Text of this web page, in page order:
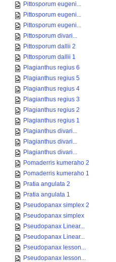
Pittosporum eugeni...
Pittosporum eugeni...
Pittosporum eugeni...
Pittosporum divari...
Pittosporum dallii 2
Pittosporum dallii 1
Plagianthus regius 6
Plagianthus regius 5
Plagianthus regius 4
Plagianthus regius 3
Plagianthus regius 2
Plagianthus regius 1
Plagianthus divari...
Plagianthus divari...
Plagianthus divari...
Pomaderris kumeraho 2
Pomaderris kumeraho 1
Pratia angulata 2
Pratia angulata 1
Pseudopanax simplex 2
Pseudopanax simplex
Pseudopanax Linear...
Pseudopanax Linear...
Pseudopanax lesson...
Pseudopanax lesson...